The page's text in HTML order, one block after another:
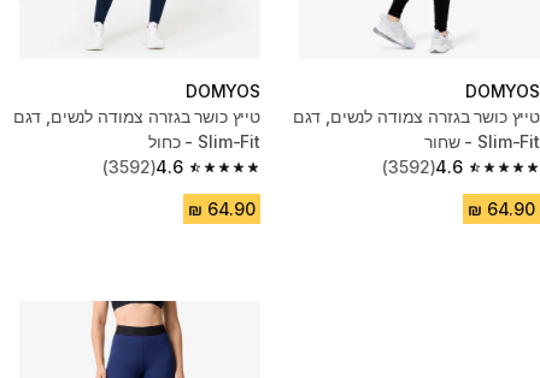
DOMYOS
טייץ כושר בגזרה צמודה לנשים, דגם
Slim-Fit - שחור
4.6
4.6 out of 5 stars from 3592 reviews
(3592)
DOMYOS
טייץ כושר בגזרה צמודה לנשים, דגם
Slim-Fit - כחול
4.6
4.6 out of 5 stars from 3592 reviews
(3592)